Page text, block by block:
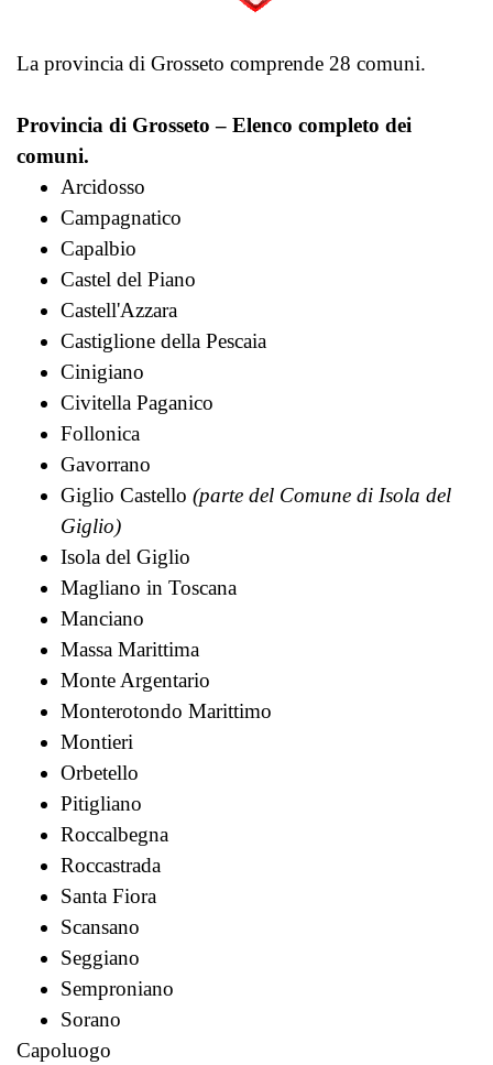
La provincia di Grosseto comprende 28 comuni.
Provincia di Grosseto – Elenco completo dei
comuni.
Arcidosso
Campagnatico
Capalbio
Castel del Piano
Castell'Azzara
Castiglione della Pescaia
Cinigiano
Civitella Paganico
Follonica
Gavorrano
Giglio Castello (parte del Comune di Isola del
Giglio)
Isola del Giglio
Magliano in Toscana
Manciano
Massa Marittima
Monte Argentario
Monterotondo Marittimo
Montieri
Orbetello
Pitigliano
Roccalbegna
Roccastrada
Santa Fiora
Scansano
Seggiano
Semproniano
Sorano
Capoluogo